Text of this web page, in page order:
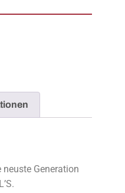
neuste Generation